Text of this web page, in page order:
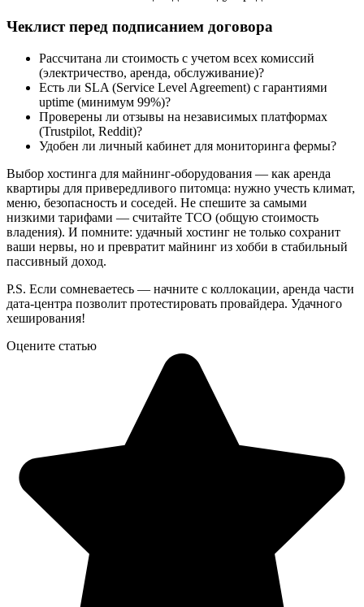
Чеклист перед подписанием договора
Рассчитана ли стоимость с учетом всех комиссий
(электричество, аренда, обслуживание)?
Есть ли SLA (Service Level Agreement) с гарантиями
uptime (минимум 99%)?
Проверены ли отзывы на независимых платформах
(Trustpilot, Reddit)?
Удобен ли личный кабинет для мониторинга фермы?
Выбор хостинга для майнинг-оборудования — как аренда
квартиры для привередливого питомца: нужно учесть климат,
меню, безопасность и соседей. Не спешите за самыми
низкими тарифами — считайте TCO (общую стоимость
владения). И помните: удачный хостинг не только сохранит
ваши нервы, но и превратит майнинг из хобби в стабильный
пассивный доход.
P.S. Если сомневаетесь — начните с коллокации, аренда части
дата-центра позволит протестировать провайдера. Удачного
хеширования!
Оцените статью